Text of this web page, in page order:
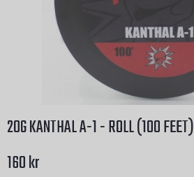
20G KANTHAL A-1 - ROLL (100 FEET)
160 kr